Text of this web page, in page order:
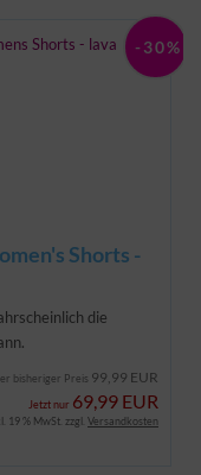
Shorts -
die
bisheriger Preis 99,99 EUR
Jetzt nur 69,99 EUR
-30%
19 % MwSt. zzgl. Versandkosten